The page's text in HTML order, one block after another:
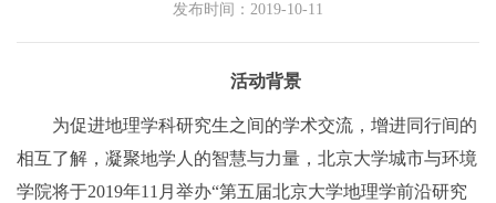
发布时间：2019-10-11
活动背景
为促进地理学科研究生之间的学术交流，增进同行间的
相互了解，凝聚地学人的智慧与力量，北京大学城市与环境
学院将于2019年11月举办“第五届北京大学地理学前沿研究